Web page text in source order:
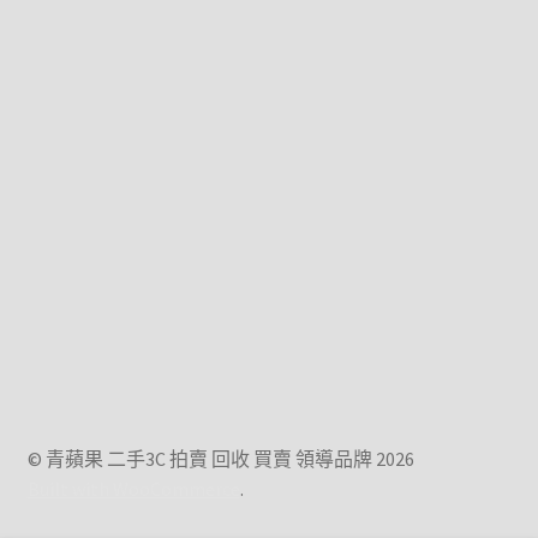
© 青蘋果 二手3C 拍賣 回收 買賣 領導品牌 2026
.